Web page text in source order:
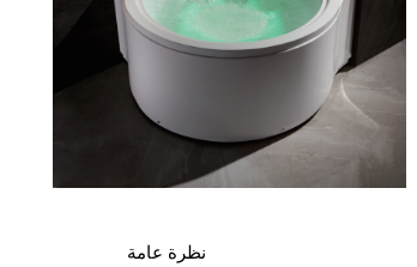
نظرة عامة